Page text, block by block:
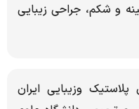
و شکم، جراحی زیبایی
وزیبایی ایران